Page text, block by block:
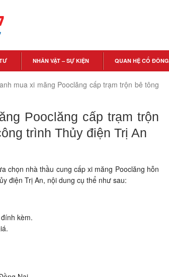
NHÂN VẬT – SỰ KIỆN QUAN HỆ CỔ ĐÔNG
mua xi măng Pooclăng cấp trạm trộn bê tông
Pooclăng cấp trạm trộn
trình Thủy điện Trị An
chọn nhà thầu cung cấp xi măng Pooclăng hỗn
điện Trị An, nội dung cụ thể như sau:
kèm.